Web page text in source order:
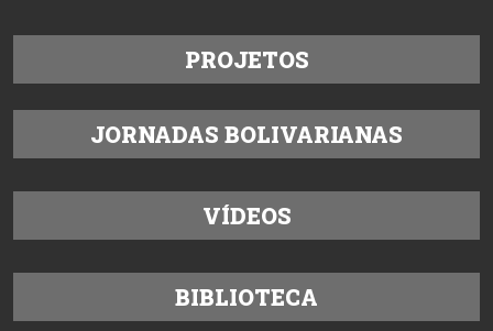
PROJETOS
JORNADAS BOLIVARIANAS
VÍDEOS
BIBLIOTECA